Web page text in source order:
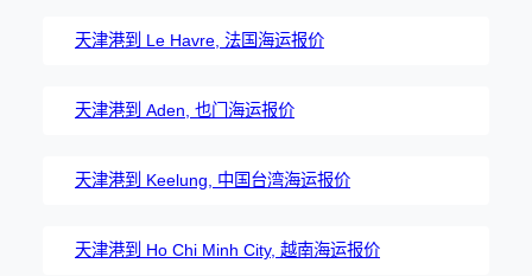
天津港到 Le Havre, 法国海运报价
天津港到 Aden, 也门海运报价
天津港到 Keelung, 中国台湾海运报价
天津港到 Ho Chi Minh City, 越南海运报价